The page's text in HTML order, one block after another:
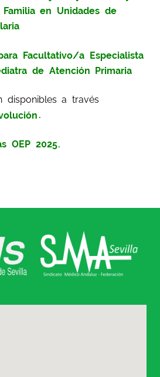
en Unidades de
Facultativo/a Especialista
de Atención Primaria
disponibles a través
.
OEP 2025.